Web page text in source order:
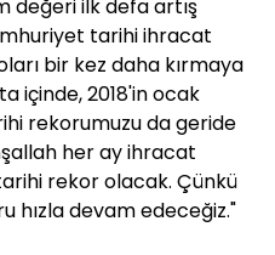
değeri ilk defa artış
tarihi ihracat
bir kez daha kırmaya
içinde, 2018'in ocak
rekorumuzu da geride
her ay ihracat
tarihi rekor olacak. Çünkü
hızla devam edeceğiz."